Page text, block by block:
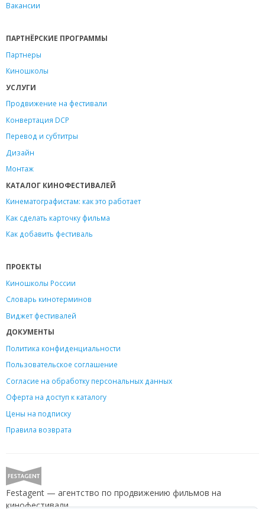
Вакансии
ПАРТНЁРСКИЕ ПРОГРАММЫ
Партнеры
Киношколы
УСЛУГИ
Продвижение на фестивали
Конвертация DCP
Перевод и субтитры
Дизайн
Монтаж
КАТАЛОГ КИНОФЕСТИВАЛЕЙ
Кинематографистам: как это работает
Как сделать карточку фильма
Как добавить фестиваль
ПРОЕКТЫ
Киношколы России
Словарь кинотерминов
Виджет фестивалей
ДОКУМЕНТЫ
Политика конфиденциальности
Пользовательское соглашение
Согласие на обработку персональных данных
Оферта на доступ к каталогу
Цены на подписку
Правила возврата
Festagent — агентство по продвижению фильмов на
кинофестивали.